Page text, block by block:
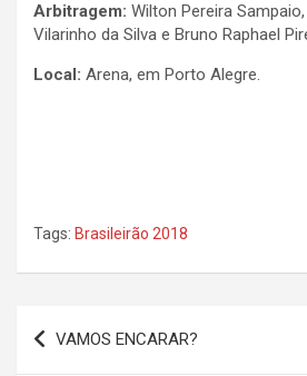
Arbitragem: Wilton Pereira
Vilarinho da Silva e Bruno Raphael
Local: Arena, em Porto Alegre.
Tags: Brasileirão 2018
Navegação
de
VAMOS ENCARAR?